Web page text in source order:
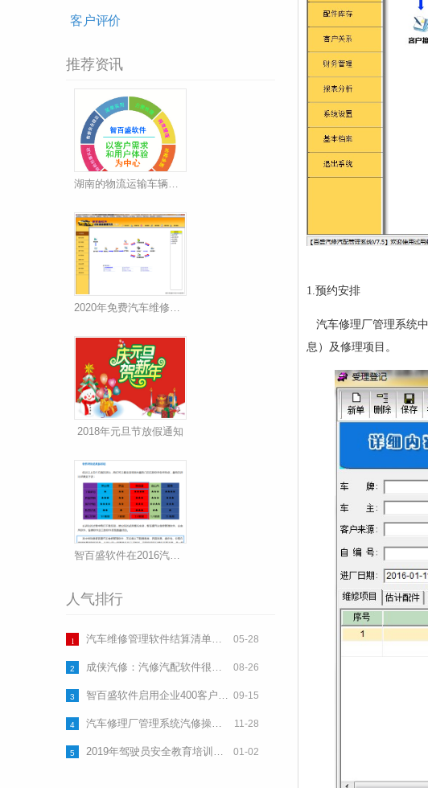
客户评价
推荐资讯
湖南的物流运输车辆挂靠合同风险有哪些
2020年免费汽车维修在线管理软件可以免费试用
2018年元旦节放假通知
智百盛软件在2016汽车维修管理软件排名中榜上有名
人气排行
05-28
1 汽车维修管理软件结算清单表格(一)(完整版可以打印使用)下载
08-26
2 成侠汽修：汽修汽配软件很稳定
09-15
3 智百盛软件启用企业400客户热线
11-28
4 汽车修理厂管理系统汽修操作流程下载
01-02
5 2019年驾驶员安全教育培训计划
1.预约安排
汽车修理厂管理系统中
息）及修理项目。